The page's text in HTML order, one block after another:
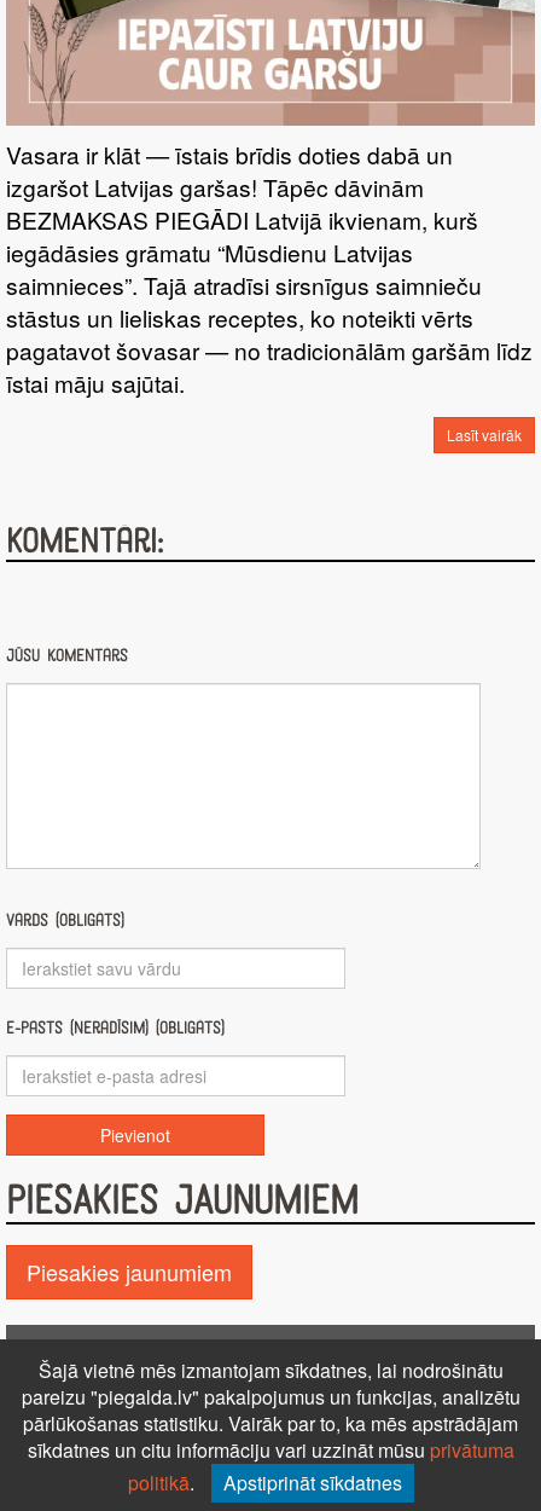
Vasara ir klāt — īstais brīdis doties dabā un
izgaršot Latvijas garšas! Tāpēc dāvinām
BEZMAKSAS PIEGĀDI Latvijā ikvienam, kurš
iegādāsies grāmatu “Mūsdienu Latvijas
saimnieces”. Tajā atradīsi sirsnīgus saimnieču
stāstus un lieliskas receptes, ko noteikti vērts
pagatavot šovasar — no tradicionālām garšām līdz
īstai māju sajūtai.
Lasīt vairāk
Komentāri:
Jūsu komentārs
Vārds (obligāts)
E-pasts (nerādīsim) (obligāts)
PIESAKIES JAUNUMIEM
Piesakies jaunumiem
Kontakti Reklāma Par mums
Autortiesības
PRIVĀTUMA POLITIKA
NOTEIKUMI – DISTANCES
LĪGUMS
Uz augšu ↑
© 2026 Visas tiesības aizsargātas
Šajā vietnē mēs izmantojam sīkdatnes, lai nodrošinātu
pareizu "piegalda.lv" pakalpojumus un funkcijas, analizētu
pārlūkošanas statistiku. Vairāk par to, ka mēs apstrādājam
sīkdatnes un citu informāciju vari uzzināt mūsu privātuma
politikā. Apstiprināt sīkdatnes